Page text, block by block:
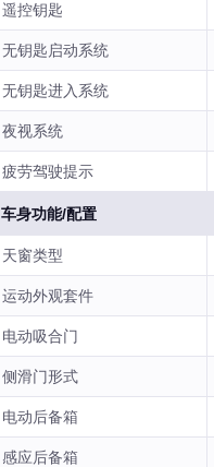
遥控钥匙
无钥匙启动系统
无钥匙进入系统
夜视系统
疲劳驾驶提示
车身功能/配置
天窗类型
运动外观套件
电动吸合门
侧滑门形式
电动后备箱
感应后备箱